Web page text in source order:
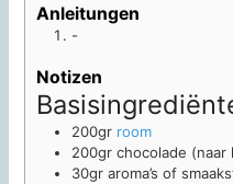
Anleitungen
-
Notizen
200gr room
200gr chocolade (naar
30gr aroma’s of